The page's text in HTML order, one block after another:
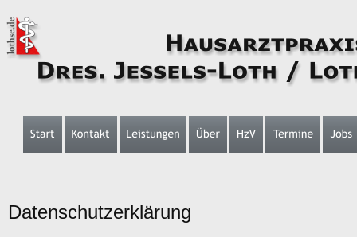
Datenschutzerklärung